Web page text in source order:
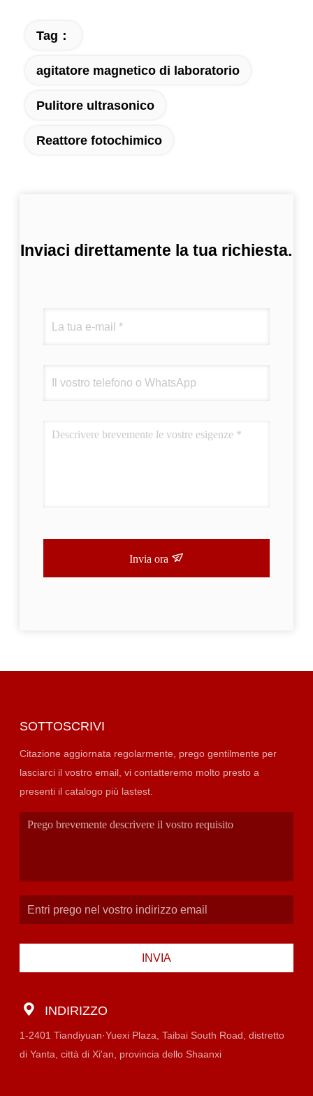
Tag：
agitatore magnetico di laboratorio
Pulitore ultrasonico
Reattore fotochimico
Inviaci direttamente la tua richiesta.
Invia ora
SOTTOSCRIVI
Citazione aggiornata regolarmente, prego gentilmente per
lasciarci il vostro email, vi contatteremo molto presto a
presenti il catalogo più lastest.
INVIA
INDIRIZZO
1-2401 Tiandiyuan·Yuexi Plaza, Taibai South Road, distretto
di Yanta, città di Xi'an, provincia dello Shaanxi